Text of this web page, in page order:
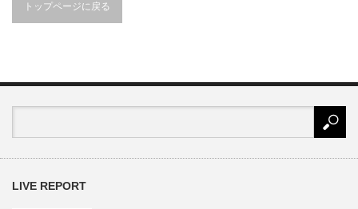
トップページに戻る
LIVE REPORT